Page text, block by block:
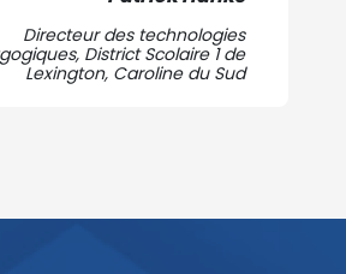
Directeur des technologies
District Scolaire 1 de
Lexington, Caroline du Sud